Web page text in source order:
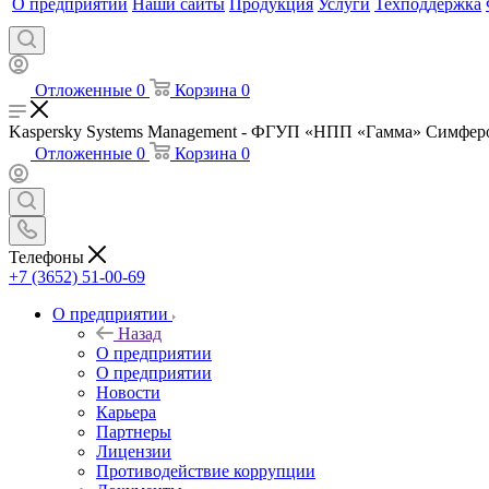
О предприятии Наши сайты Продукция Услуги Техподдержка
Отложенные 0 Корзина 0
Kaspersky Systems Management - ФГУП «НПП «Гамма»
Отложенные 0 Корзина 0
Телефоны
+7 (3652) 51-00-69
О предприятии
Назад
О предприятии
О предприятии
Новости
Карьера
Партнеры
Лицензии
Противодействие коррупции